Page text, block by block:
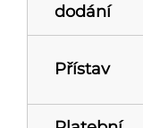
dodání
Přístav